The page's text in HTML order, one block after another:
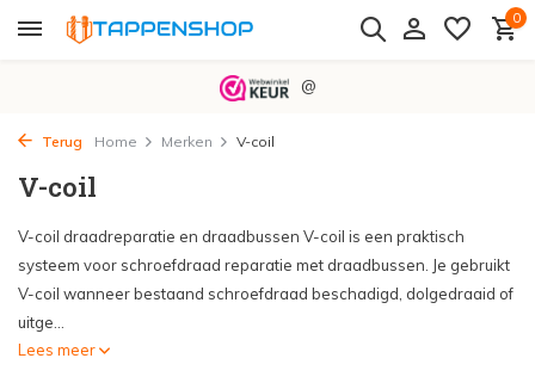
0
@
Terug Home Merken V-coil
V-coil
V-coil draadreparatie en draadbussen V-coil is een praktisch
systeem voor schroefdraad reparatie met draadbussen. Je gebruikt
V-coil wanneer bestaand schroefdraad beschadigd, dolgedraaid of
uitge...
Lees meer